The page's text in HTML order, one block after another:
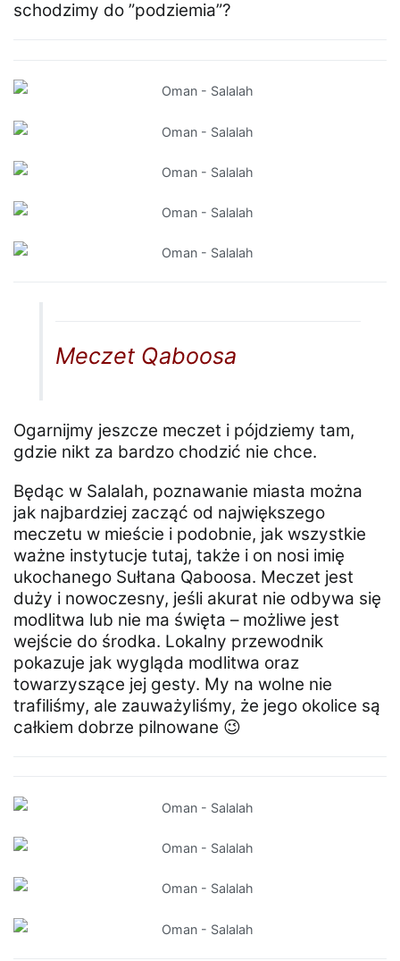
schodzimy do ”podziemia”?
Meczet Qaboosa
Ogarnijmy jeszcze meczet i pójdziemy tam,
gdzie nikt za bardzo chodzić nie chce.
Będąc w Salalah, poznawanie miasta można
jak najbardziej zacząć od największego
meczetu w mieście i podobnie, jak wszystkie
ważne instytucje tutaj, także i on nosi imię
ukochanego Sułtana Qaboosa. Meczet jest
duży i nowoczesny, jeśli akurat nie odbywa się
modlitwa lub nie ma święta – możliwe jest
wejście do środka. Lokalny przewodnik
pokazuje jak wygląda modlitwa oraz
towarzyszące jej gesty. My na wolne nie
trafiliśmy, ale zauważyliśmy, że jego okolice są
całkiem dobrze pilnowane 😉